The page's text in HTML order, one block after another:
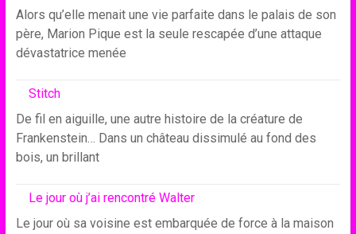
Alors qu’elle menait une vie parfaite dans le palais de son
père, Marion Pique est la seule rescapée d’une attaque
dévastatrice menée
Stitch
De fil en aiguille, une autre histoire de la créature de
Frankenstein… Dans un château dissimulé au fond des
bois, un brillant
Le jour où j’ai rencontré Walter
Le jour où sa voisine est embarquée de force à la maison